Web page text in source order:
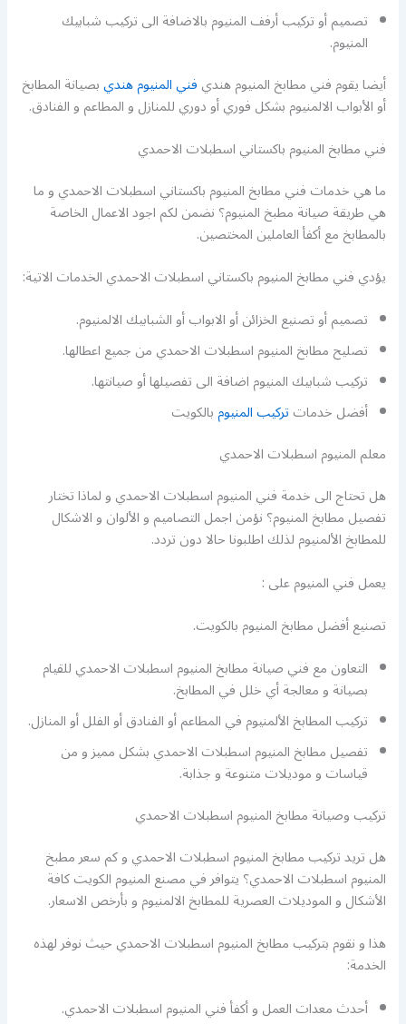
تصميم أو تركيب أرفف المنيوم بالاضافة الى تركيب شبابيك
المنيوم.
أيضا يقوم فني مطابخ المنيوم هنديفني المنيوم هنديبصيانة المطابخ
أو الأبواب الالمنيوم بشكل فوري أو دوري للمنازل و المطاعم و الفنادق.
فني مطابخ المنيوم باكستاني اسطبلات الاحمدي
ما هي خدمات فني مطابخ المنيوم باكستاني اسطبلات الاحمدي و ما
هي طريقة صيانة مطبخ المنيوم؟ نضمن لكم اجود الاعمال الخاصة
بالمطابخ مع أكفأ العاملين المختصين.
يؤدي فني مطابخ المنيوم باكستاني اسطبلات الاحمدي الخدمات الاتية:
تصميم أو تصنيع الخزائن أو الابواب أو الشبابيك الالمنيوم.
تصليح مطابخ المنيوم اسطبلات الاحمدي من جميع اعطالها.
تركيب شبابيك المنيوم اضافة الى تفصيلها أو صيانتها.
أفضل خدماتتركيب المنيومبالكويت
معلم المنيوم اسطبلات الاحمدي
هل تحتاج الى خدمة فني المنيوم اسطبلات الاحمدي و لماذا تختار
تفصيل مطابخ المنيوم؟ نؤمن اجمل التصاميم و الألوان و الاشكال
للمطابخ الألمنيوم لذلك اطلبونا حالا دون تردد.
يعمل فني المنيوم على :
تصنيع أفضل مطابخ المنيوم بالكويت.
التعاون مع فني صيانة مطابخ المنيوم اسطبلات الاحمدي للقيام
بصيانة و معالجة أي خلل في المطابخ.
تركيب المطابخ الألمنيوم في المطاعم أو الفنادق أو الفلل أو المنازل.
تفصيل مطابخ المنيوم اسطبلات الاحمدي بشكل مميز و من
قياسات و موديلات متنوعة و جذابة.
تركيب وصيانة مطابخ المنيوم اسطبلات الاحمدي
هل تريد تركيب مطابخ المنيوم اسطبلات الاحمدي و كم سعر مطبخ
المنيوم اسطبلات الاحمدي؟ يتوافر في مصنع المنيوم الكويت كافة
الأشكال و الموديلات العصرية للمطابخ الالمنيوم و بأرخص الاسعار.
هذا و نقوم بتركيب مطابخ المنيوم اسطبلات الاحمدي حيث نوفر لهذه
الخدمة:
أحدث معدات العمل و أكفأ فني المنيوم اسطبلات الاحمدي.